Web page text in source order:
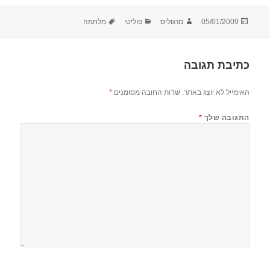
פורסם
05/01/2009 מחבר
מרגוליס קטגוריות
פוליטי תגיות
מלחמה
כתיבת תגובה
האימייל לא יוצג באתר. שדות החובה מסומנים*
התגובה שלך *